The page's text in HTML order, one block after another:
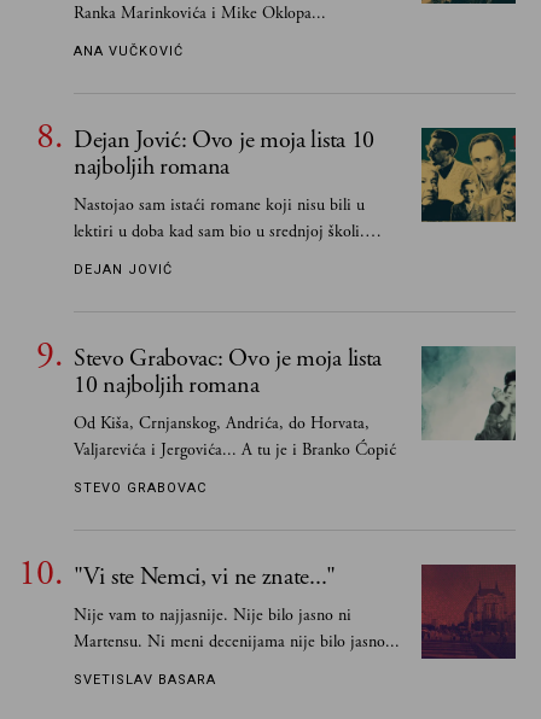
Ranka Marinkovića i Mike Oklopa...
ANA VUČKOVIĆ
Dejan Jović: Ovo je moja lista 10
najboljih romana
Nastojao sam istaći romane koji nisu bili u
lektiri u doba kad sam bio u srednjoj školi.
Smatrao sam da su "klasici" već dovoljno
DEJAN JOVIĆ
Stevo Grabovac: Ovo je moja lista
10 najboljih romana
Od Kiša, Crnjanskog, Andrića, do Horvata,
Valjarevića i Jergovića... A tu je i Branko Ćopić
STEVO GRABOVAC
"Vi ste Nemci, vi ne znate..."
Nije vam to najjasnije. Nije bilo jasno ni
Martensu. Ni meni decenijama nije bilo jasno...
SVETISLAV BASARA